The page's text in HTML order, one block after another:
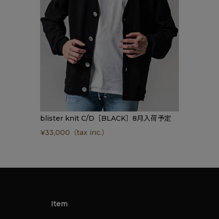
blister knit C/D［BLACK］8月入荷予定
¥33,000 （tax inc.）
Item